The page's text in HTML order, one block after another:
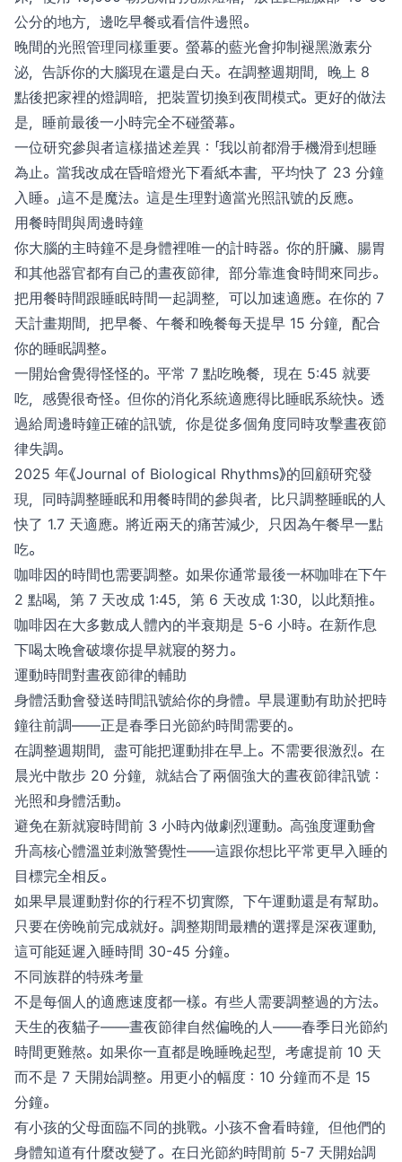
公分的地方，邊吃早餐或看信件邊照。
晚間的光照管理同樣重要。螢幕的藍光會抑制褪黑激素分
泌，告訴你的大腦現在還是白天。在調整週期間，晚上 8
點後把家裡的燈調暗，把裝置切換到夜間模式。更好的做法
是，睡前最後一小時完全不碰螢幕。
一位研究參與者這樣描述差異：「我以前都滑手機滑到想睡
為止。當我改成在昏暗燈光下看紙本書，平均快了 23 分鐘
入睡。」這不是魔法。這是生理對適當光照訊號的反應。
用餐時間與周邊時鐘
你大腦的主時鐘不是身體裡唯一的計時器。你的肝臟、腸胃
和其他器官都有自己的晝夜節律，部分靠進食時間來同步。
把用餐時間跟睡眠時間一起調整，可以加速適應。在你的 7
天計畫期間，把早餐、午餐和晚餐每天提早 15 分鐘，配合
你的睡眠調整。
一開始會覺得怪怪的。平常 7 點吃晚餐，現在 5:45 就要
吃，感覺很奇怪。但你的消化系統適應得比睡眠系統快。透
過給周邊時鐘正確的訊號，你是從多個角度同時攻擊晝夜節
律失調。
2025 年《Journal of Biological Rhythms》的回顧研究發
現，同時調整睡眠和用餐時間的參與者，比只調整睡眠的人
快了 1.7 天適應。將近兩天的痛苦減少，只因為午餐早一點
吃。
咖啡因的時間也需要調整。如果你通常最後一杯咖啡在下午
2 點喝，第 7 天改成 1:45，第 6 天改成 1:30，以此類推。
咖啡因在大多數成人體內的半衰期是 5-6 小時。在新作息
下喝太晚會破壞你提早就寢的努力。
運動時間對晝夜節律的輔助
身體活動會發送時間訊號給你的身體。早晨運動有助於把時
鐘往前調——正是春季日光節約時間需要的。
在調整週期間，盡可能把運動排在早上。不需要很激烈。在
晨光中散步 20 分鐘，就結合了兩個強大的晝夜節律訊號：
光照和身體活動。
避免在新就寢時間前 3 小時內做劇烈運動。高強度運動會
升高核心體溫並刺激警覺性——這跟你想比平常更早入睡的
目標完全相反。
如果早晨運動對你的行程不切實際，下午運動還是有幫助。
只要在傍晚前完成就好。調整期間最糟的選擇是深夜運動，
這可能延遲入睡時間 30-45 分鐘。
不同族群的特殊考量
不是每個人的適應速度都一樣。有些人需要調整過的方法。
天生的夜貓子——晝夜節律自然偏晚的人——春季日光節約
時間更難熬。如果你一直都是晚睡晚起型，考慮提前 10 天
而不是 7 天開始調整。用更小的幅度：10 分鐘而不是 15
分鐘。
有小孩的父母面臨不同的挑戰。小孩不會看時鐘，但他們的
身體知道有什麼改變了。在日光節約時間前 5-7 天開始調